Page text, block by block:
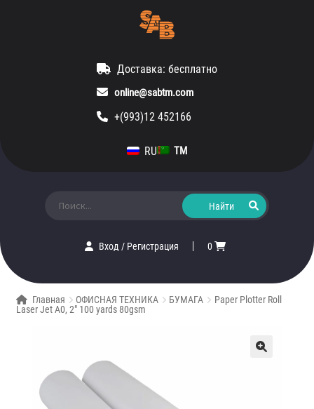
Доставка: бесплатно
online@sabtm.com
+(993)12 452166
RU TM
Вход/ Регистрация 0
Главная ОФИСНАЯ ТЕХНИКА БУМАГА
Paper Plotter Roll
Laser Jet A0, 2″ 100 yards 80gsm